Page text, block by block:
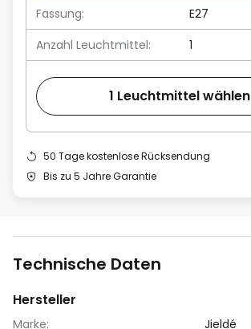
Fassung:
E27
Anzahl Leuchtmittel:
1
1 Leuchtmittel wählen
50 Tage kostenlose Rücksendung
Bis zu 5 Jahre Garantie
Technische Daten
Hersteller
Marke:
Jieldé